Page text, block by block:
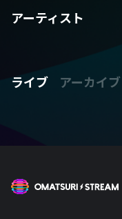
アーティスト
ライブ アーカイブ